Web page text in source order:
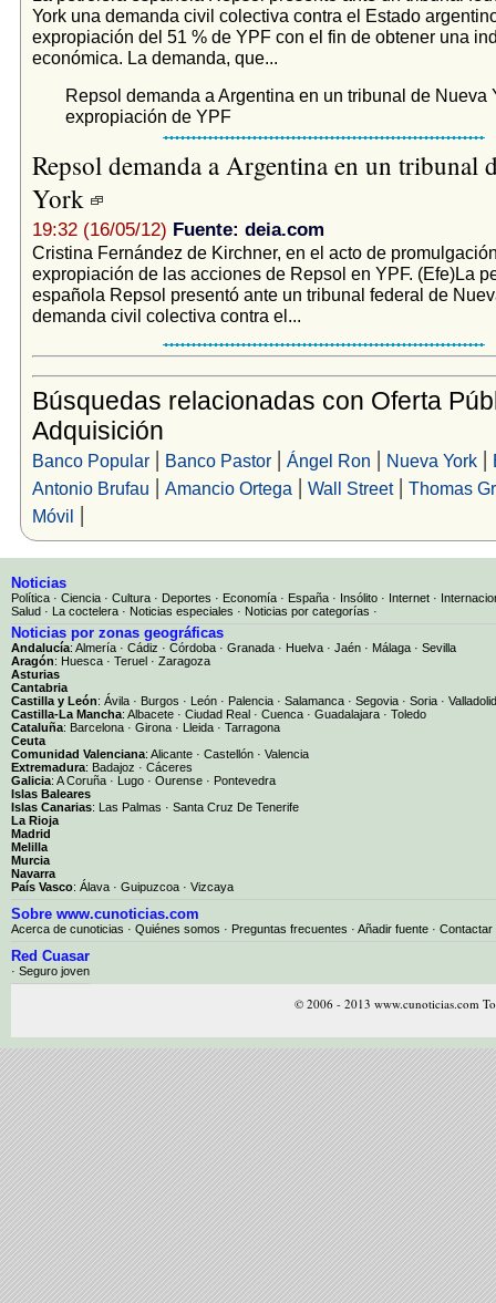
York una demanda civil colectiva contra el Estado
expropiación del 51 % de YPF con el fin de obtener una
económica. La demanda, que...
Repsol demanda a Argentina en un tribunal de Nueva
expropiación de YPF
Repsol demanda a Argentina en un tribunal
York
19:32 (16/05/12) Fuente: deia.com
Cristina Fernández de Kirchner, en el acto de
expropiación de las acciones de Repsol en YPF. (Efe)La
española Repsol presentó ante un tribunal federal de
demanda civil colectiva contra el...
Búsquedas relacionadas con Oferta
Adquisición
Banco Popular| Banco Pastor| Ángel Ron | Nueva York|
Antonio Brufau | Amancio Ortega | Wall Street| Thomas
Móvil |
Noticias
Política · Ciencia · Cultura · Deportes · Economía · España · Insólito · Internet ·
Salud · La coctelera · Noticias especiales · Noticias por categorías ·
Noticias por zonas geográficas
Andalucía: Almería · Cádiz · Córdoba · Granada · Huelva · Jaén · Málaga · Sevilla
Aragón: Huesca · Teruel · Zaragoza
Asturias
Cantabria
Castilla y León: Ávila · Burgos · León · Palencia · Salamanca · Segovia · Soria · Valladolid
Castilla-La Mancha: Albacete · Ciudad Real · Cuenca · Guadalajara · Toledo
Cataluña: Barcelona · Girona · Lleida · Tarragona
Ceuta
Comunidad Valenciana: Alicante · Castellón · Valencia
Extremadura: Badajoz · Cáceres
Galicia: A Coruña · Lugo · Ourense · Pontevedra
Islas Baleares
Islas Canarias: Las Palmas · Santa Cruz De Tenerife
La Rioja
Madrid
Melilla
Murcia
Navarra
País Vasco: Álava · Guipuzcoa · Vizcaya
Sobre www.cunoticias.com
Acerca de cunoticias · Quiénes somos · Preguntas frecuentes · Añadir fuente · Contactar
Red Cuasar
· Seguro joven
© 2006 - 2013 www.cunoticias.com